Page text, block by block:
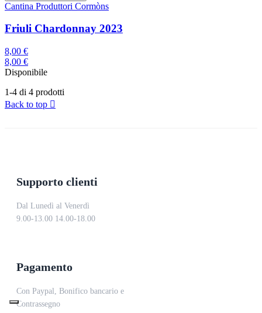
Cantina Produttori Cormòns
Friuli Chardonnay 2023
8,00 €
8,00 €
Disponibile
1-4 di 4 prodotti
Back to top 
Supporto clienti
Dal Lunedì al Venerdì
9.00-13.00 14.00-18.00
Pagamento
Con Paypal, Bonifico bancario e
Contrassegno